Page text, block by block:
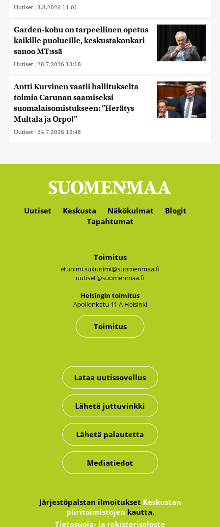
Uutiset | 3.8.2026 11:01
Garden-kohu on tarpeellinen opetus
kaikille puolueille, keskustakonkari
sanoo MT:ssä
Uutiset | 28.7.2026 13:18
Antti Kurvinen vaatii hallitukselta
toimia Carunan saamiseksi
suomalaisomistukseen: ”Herätys
Multala ja Orpo!”
Uutiset | 24.7.2026 12:48
Uutiset Keskusta Näkökulmat
Blogit
Tapahtumat
Toimitus
etunimi.sukunimi@suomenmaa.fi
uutiset@suomenmaa.fi
Hel­sin­gin toi­mi­tus
Apol­lon­ka­tu 11 A Hel­sin­ki
Toimitus
Lataa uutissovellus
Lähetä juttuvinkki
Lähetä palautetta
Mediatiedot
Järjestöpalstan ilmoitukset Keskustan
piiritoimistojen kautta.
Tietosuoja- ja rekisteriseloste